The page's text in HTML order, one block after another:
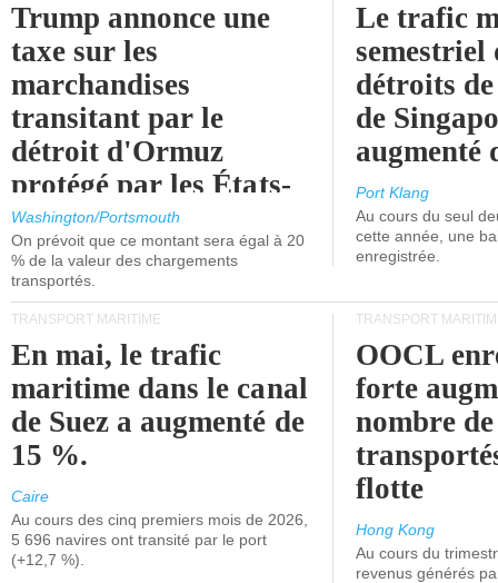
Trump annonce une
taxe sur les
marchandises
transitant par le
détroit d'Ormuz
protégé par les États-
Unis.
Washington/Portsmouth
On prévoit que ce montant sera égal à 20
% de la valeur des chargements
transportés.
Le trafic
semestriel
détroits
de
augmenté
Port Klang
Au cours du seul
cette année, une
enregistrée.
TRANSPORT MARITIME
En mai, le trafic
maritime dans le canal
de Suez a augmenté de
15 %.
Caire
Au cours des cinq premiers mois de 2026,
5 696 navires ont transité par le port
(+12,7 %).
TRANSPORT
OOCL
forte
nombre
flotte
Hong Kong
Au cours du
revenus générés